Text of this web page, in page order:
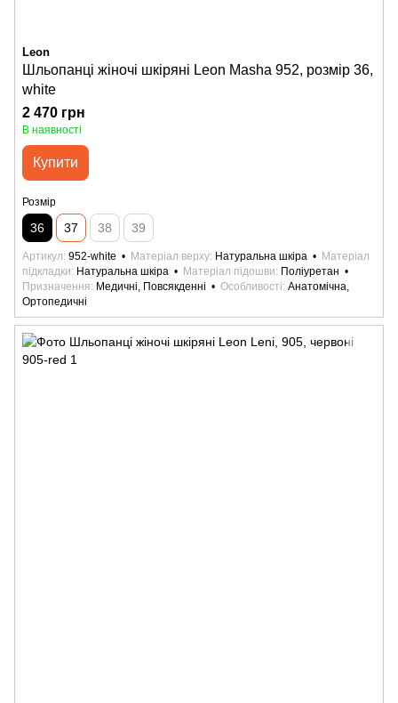
Leon
Шльопанці жіночі шкіряні Leon Masha 952, розмір 36,
white
2 470 грн
В наявності
Купити
Розмір
36 37 38 39
Артикул 952-white Матеріал верху Натуральна шкіра
Матеріал
підкладки
Натуральна шкіра Матеріал підошви
Поліуретан
Призначення
Медичні, Повсякденні Особливості Анатомічна,
Ортопедичні